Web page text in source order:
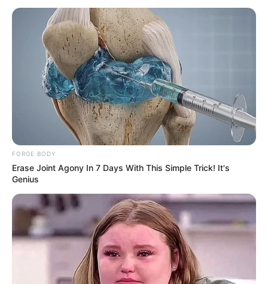
Shenina Cinnamon Megan Domani
Beby Tsabina Salshabilla Adriani
TULIS KOMENTAR
Alamat email Anda tidak akan dipublikasikan. Ruas yang wajib ditandai*
FORGE BODY
Erase Joint Agony In 7 Days With This Simple Trick! It's
Genius